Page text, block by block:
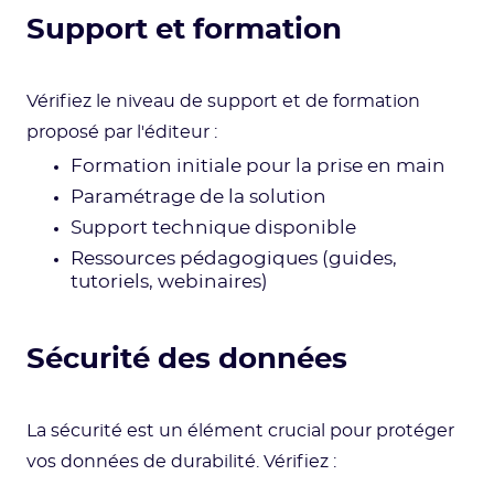
Support et formation
Vérifiez le niveau de support et de formation
proposé par l'éditeur :
Formation initiale pour la prise en main
Paramétrage de la solution
Support technique disponible
Ressources pédagogiques (guides,
tutoriels, webinaires)
Sécurité des données
La sécurité est un élément crucial pour protéger
vos données de durabilité. Vérifiez :